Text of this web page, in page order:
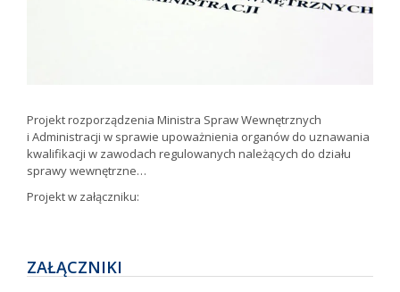
Projekt rozporządzenia Ministra Spraw Wewnętrznych
i Administracji w sprawie upoważnienia organów do uznawania
kwalifikacji w zawodach regulowanych należących do działu
sprawy wewnętrzne…
Projekt w załączniku:
ZAŁĄCZNIKI